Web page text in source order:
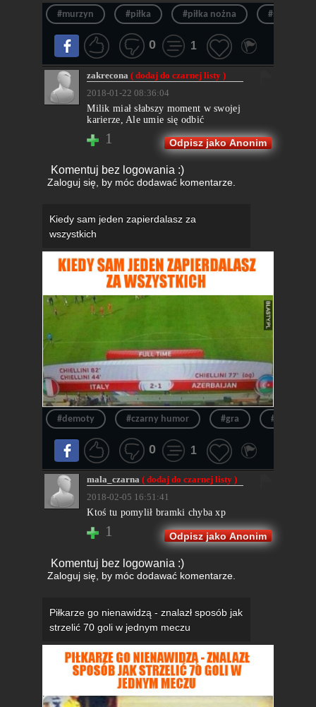
#murzyn #piłka #piłka nożna #sport
0 1
zakrecona( dodaj do czarnej listy )
2018-01-22 08:36:04
Milik miał słabszy moment w swojej
karierze, Ale umie się odbić
1 Odpisz jako Anonim
Komentuj bez logowania :)
Zaloguj się, by móc dodawać komentarze.
Kiedy sam jeden zapierdalasz za
wszystkich
#demoty #czarny humor #gra
0 1
mala_czarna( dodaj do czarnej listy )
2018-02-05 16:51:41
Ktoś tu pomylił bramki chyba xp
1 Odpisz jako Anonim
Komentuj bez logowania :)
Zaloguj się, by móc dodawać komentarze.
Piłkarze go nienawidzą - znalazł sposób jak
strzelić 70 goli w jednym meczu